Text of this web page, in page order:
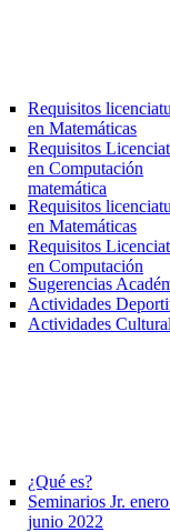
Requisitos
en Matemáticas
Requisitos
en Computación
matemática
Requisitos
en Matemáticas
Requisitos
en Computación
Sugerencias
Actividades
Actividades
¿Qué es?
Seminarios Jr.
junio 2022